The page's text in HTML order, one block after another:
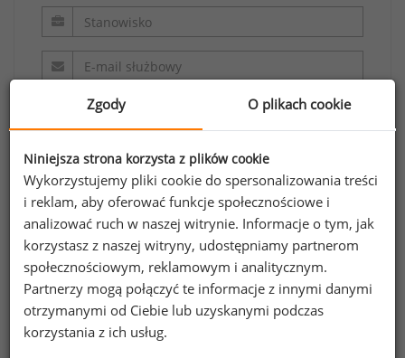
Oświadczam, że zapoznałem/zapoznałam się z
regulaminem.
Wyrażam zgodę na przetwarzanie moich
danych osobowych zawartych w formularzu
przez Sedlak &Sedlak sp. z o.o. sp. k. w celu
Zgody O plikach cookie
Niniejsza strona korzysta z plików cookie
Wykorzystujemy pliki cookie do spersonalizowania treści
i reklam, aby oferować funkcje społecznościowe i
analizować ruch w naszej witrynie. Informacje o tym, jak
korzystasz z naszej witryny, udostępniamy partnerom
społecznościowym, reklamowym i analitycznym.
Partnerzy mogą połączyć te informacje z innymi danymi
otrzymanymi od Ciebie lub uzyskanymi podczas
korzystania z ich usług.